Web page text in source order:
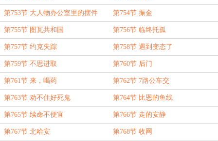
第753节 大人物办公室里的摆件 第754节 振金
第755节 图瓦共和国 第756节 临终托孤
第757节 约克失踪 第758节 遇到变态了
第759节 不思进取 第760节 后门
第761节 来，喝药 第762节 7路公车交
第763节 劝不住好死鬼 第764节 比恩的鱼线
第765节 续命不便宜 第766节 走的安静
第767节 北哈安 第768节 收网